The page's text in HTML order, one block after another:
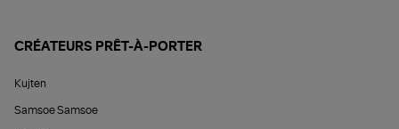
CRÉATEURS PRÊT-À-PORTER
Kujten
Samsoe Samsoe